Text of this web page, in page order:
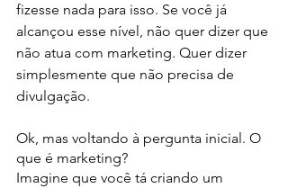
fizesse nada para isso. Se você já
alcançou esse nível, não quer dizer que
não atua com marketing. Quer dizer
simplesmente que não precisa de
divulgação.
Ok, mas voltando à pergunta inicial. O
que é marketing?
Imagine que você tá criando um